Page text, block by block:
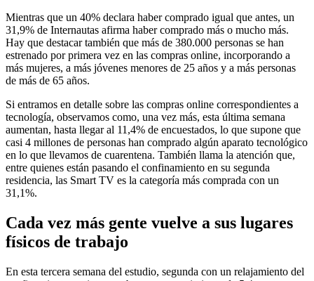
Mientras que un 40% declara haber comprado igual que antes, un
31,9% de Internautas afirma haber comprado más o mucho más.
Hay que destacar también que más de 380.000 personas se han
estrenado por primera vez en las compras online, incorporando a
más mujeres, a más jóvenes menores de 25 años y a más personas
de más de 65 años.
Si entramos en detalle sobre las compras online correspondientes a
tecnología, observamos como, una vez más, esta última semana
aumentan, hasta llegar al 11,4% de encuestados, lo que supone que
casi 4 millones de personas han comprado algún aparato tecnológico
en lo que llevamos de cuarentena. También llama la atención que,
entre quienes están pasando el confinamiento en su segunda
residencia, las Smart TV es la categoría más comprada con un
31,1%.
Cada vez más gente vuelve a sus lugares
físicos de trabajo
En esta tercera semana del estudio, segunda con un relajamiento del